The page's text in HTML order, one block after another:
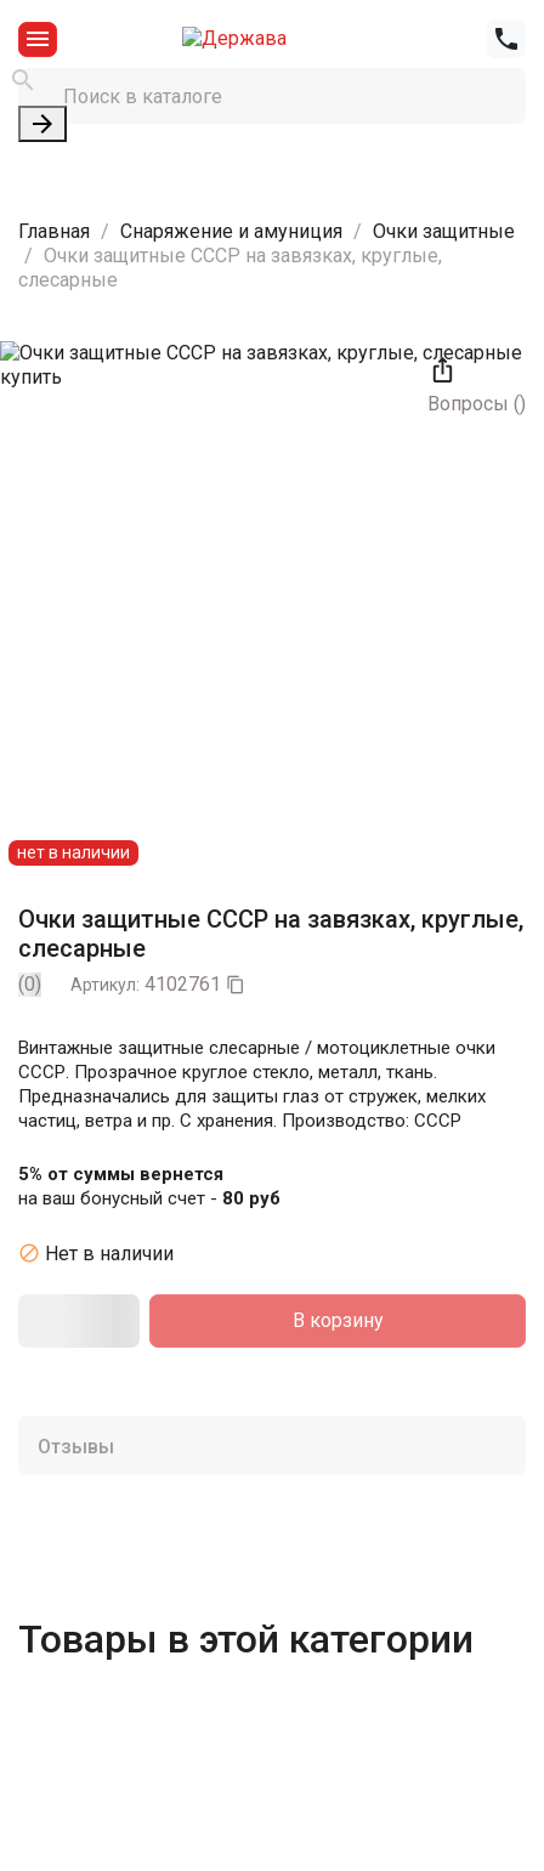




Главная Снаряжение и амуниция
Очки защитные
Очки защитные СССР на завязках, круглые,
слесарные

Вопросы ()
нет в наличии
Очки защитные СССР на завязках, круглые,
слесарные
(0) Артикул: 4102761 
Винтажные защитные слесарные / мотоциклетные очки
СССР. Прозрачное круглое стекло, металл, ткань.
Предназначались для защиты глаз от стружек, мелких
частиц, ветра и пр. С хранения. Производство: СССР
5% от суммы вернется
на ваш бонусный счет - 80 руб
 Нет в наличии
В корзину
Отзывы
Товары в этой категории